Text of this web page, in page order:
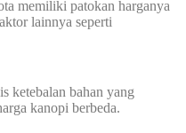
memiliki patokan harganya
lainnya seperti
ketebalan bahan yang
kanopi berbeda.